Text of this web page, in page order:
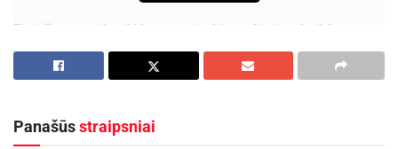
Pri ežastys, kodėl verta rinkis odinius baldus
Funkcionalumas
Funkcionalumas kartu su ilgaamžiškumu – tai
savybės, kurios taip pat byloja, kodėl verta rinktis
Panašūsstraipsniai